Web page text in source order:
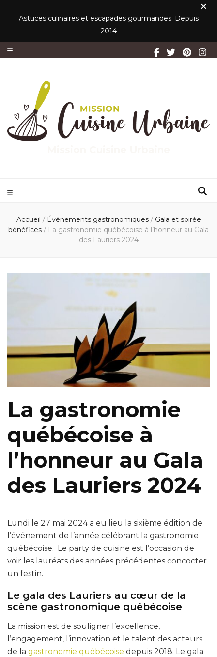
Astuces culinaires et escapades gourmandes. Depuis
2014
Accueil / Événements gastronomiques / Gala et soirée
bénéfices / La gastronomie québécoise à l’honneur au Gala
des Lauriers 2024
La gastronomie
québécoise à
l’honneur au Gala
des Lauriers 2024
Lundi le 27 mai 2024 a eu lieu la sixième édition de
l’événement de l’année célébrant la gastronomie
québécoise. Le party de cuisine est l’occasion de
voir les lauréats des années précédentes concocter
un festin.
Le gala des Lauriers au cœur de la
scène gastronomique québécoise
La mission est de souligner l’excellence,
l’engagement, l’innovation et le talent des acteurs
de la gastronomie québécoise depuis 2018. Le gala